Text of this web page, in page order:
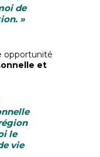
de
»
opportunité
et
le
vie